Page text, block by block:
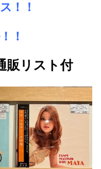
！！
！
販リスト付